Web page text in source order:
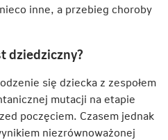
inne, a przebieg choroby
dziedziczny?
się dziecka z zespołem
mutacji na etapie
poczęciem. Czasem jednak
niezrównoważonej